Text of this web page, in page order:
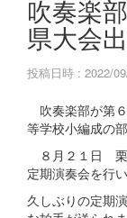
吹奏楽
県大会
投稿日時 : 2022/
吹奏楽部が第
等学校小編成の
８月２１日 栗
定期演奏会を行い
久しぶりの定期